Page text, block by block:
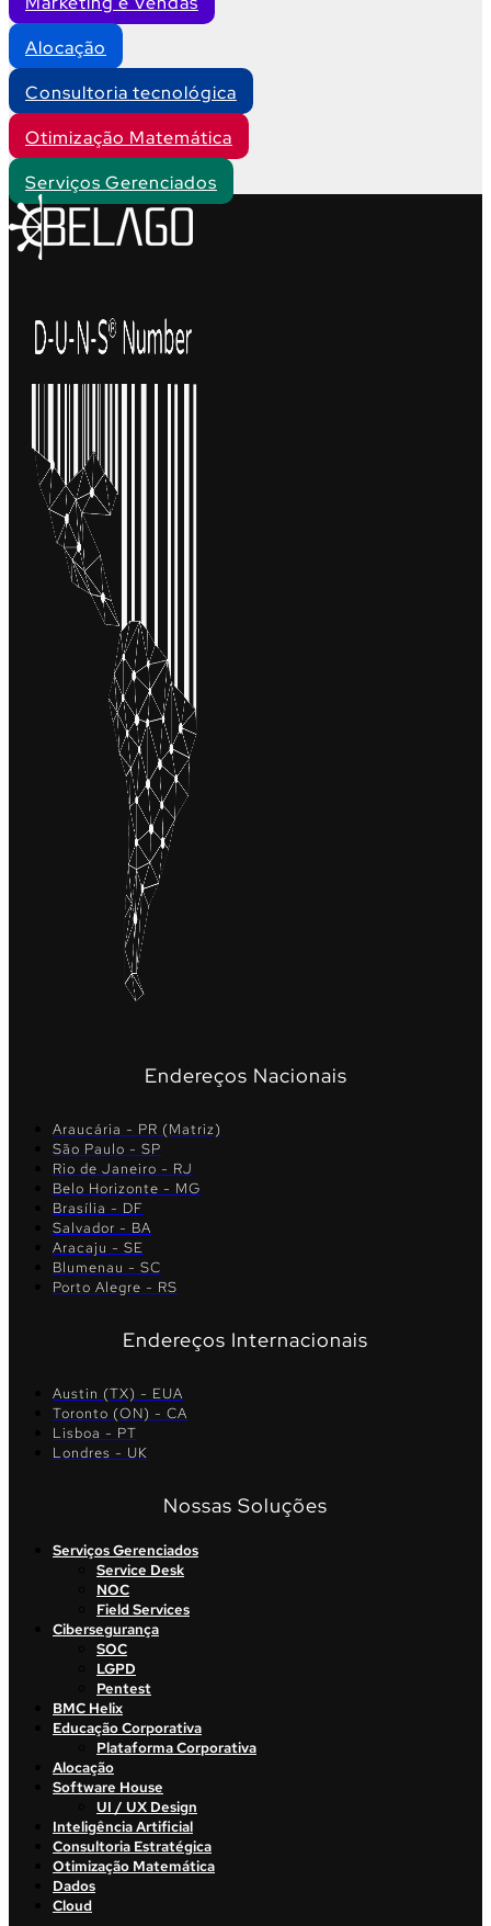
Alocação
Consultoria tecnológica
Otimização Matemática
Serviços Gerenciados
Endereços Nacionais
Araucária - PR (Matriz)
São Paulo - SP
Rio de Janeiro - RJ
Belo Horizonte - MG
Brasília - DF
Salvador - BA
Aracaju - SE
Blumenau - SC
Porto Alegre - RS
Endereços Internacionais
Austin (TX) - EUA
Toronto (ON) - CA
Lisboa - PT
Londres - UK
Nossas Soluções
Serviços Gerenciados
Service Desk
NOC
Field Services
Cibersegurança
SOC
LGPD
Pentest
BMC Helix
Educação Corporativa
Plataforma Corporativa
Alocação
Software House
UI / UX Design
Inteligência Artificial
Consultoria Estratégica
Otimização Matemática
Dados
Cloud